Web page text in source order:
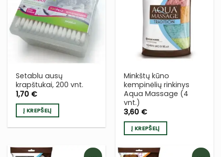
PRIDĖTI
Į NORŲ
SĄRAŠĄ
Setablu ausų
krapštukai, 200 vnt.
1,70 €
Į KREPŠELĮ
PRIDĖTI
Į NORŲ
SĄRAŠĄ
Minkštų kūno
kempinėlių rinkinys
Aqua Massage (4
vnt.)
3,60 €
Į KREPŠELĮ